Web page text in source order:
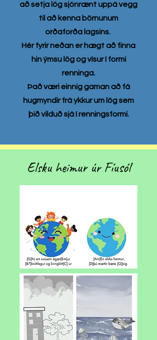
að setja lög sjónrænt uppá vegg
til að kenna börnunum
orðaforða lagsins.
Hér fyrir neðan er hægt að finna
hin ýmsu lög og vísur í formi
renninga.
Það væri einnig gaman að fá
hugmyndir frá ykkur um lög sem
þið vilduð sjá í renningsformi.
Elsku heimur úr Fíusól